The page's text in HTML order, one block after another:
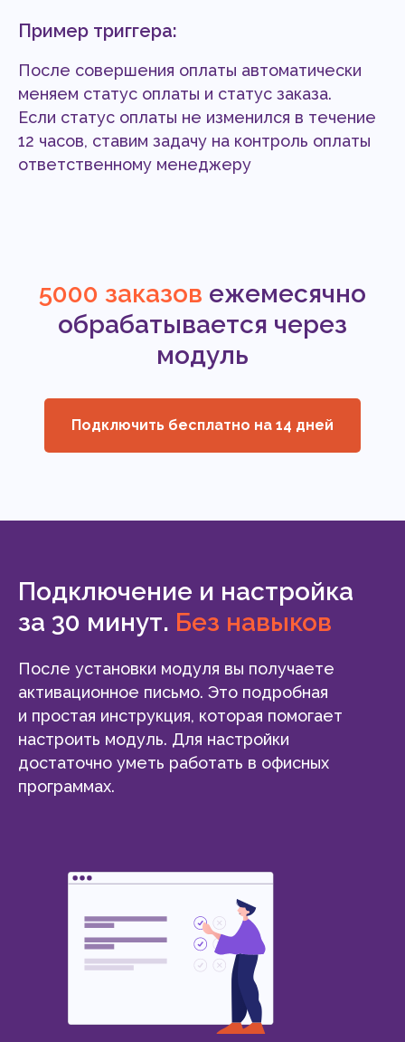
Пример триггера:
После совершения оплаты автоматически
меняем статус оплаты и статус заказа.
Если статус оплаты не изменился в течение
12 часов, ставим задачу на контроль оплаты
ответственному менеджеру
5000 заказов ежемесячно
обрабатывается через
модуль
Подключить бесплатно на 14 дней
Подключение и настройка
за 30 минут. Без навыков
После установки модуля вы получаете
активационное письмо. Это подробная
и простая инструкция, которая помогает
настроить модуль. Для настройки
достаточно уметь работать в офисных
программах.